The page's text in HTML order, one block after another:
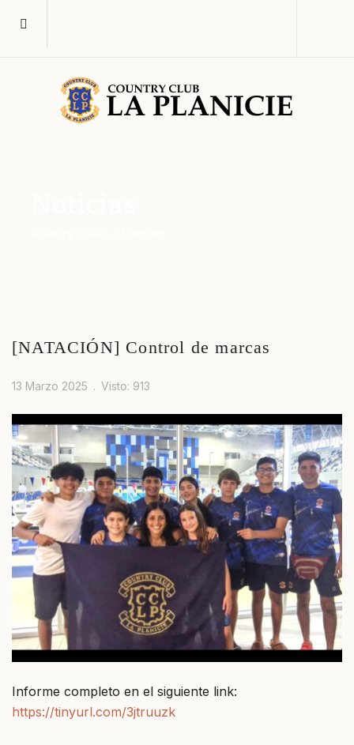
[NATACIÓN] Control de marcas
13 Marzo 2025 Visto: 913
Informe completo en el siguiente link:
https://tinyurl.com/3jtruuzk